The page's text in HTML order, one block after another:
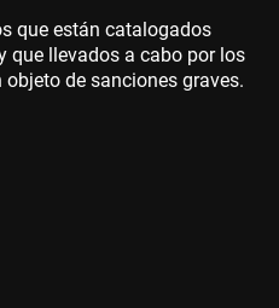
que están catalogados
que llevados a cabo por los
de sanciones graves.